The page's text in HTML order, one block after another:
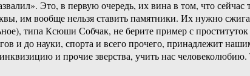
Это, в первую очередь, их вина в том, что
им вообще нельзя ставить памятники. Их нужно
типа Ксюши Собчак, не берите пример с
и до науки, спорта и всего прочего, принадлежит
и прочие зверства, учить нас